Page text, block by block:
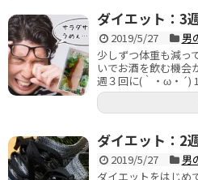
ダイエット：3
2019/5/27
男
少しずつ体重も減っ
いでお酒を飲む機
週３回に(｀・ω・´)
ダイエット：2
2019/5/27
男
ダイエットをはじめ